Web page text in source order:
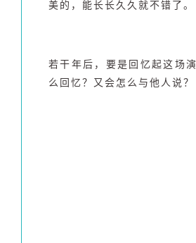
美的，能长长久久就不错了。
若干年后，要是回忆起这场
么回忆？又会怎么与他人说？